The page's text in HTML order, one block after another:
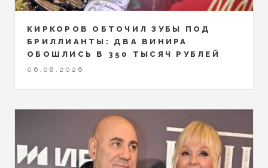
КИРКОРОВ ОБТОЧИЛ ЗУБЫ ПОД
БРИЛЛИАНТЫ: ДВА ВИНИРА
ОБОШЛИСЬ В 350 ТЫСЯЧ РУБЛЕЙ
06.08.2026